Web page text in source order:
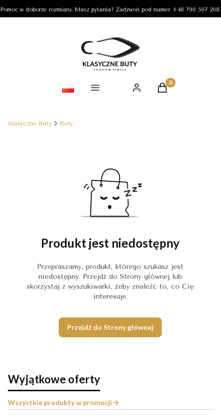
Pomoc w doborze rozmiaru. Masz pytania? Zadzwoń pod numer +48 790 507 208.
Produkty w
Klasyczne Buty Buty
Produkt jest niedostępny
Przepraszamy, produkt, którego szukasz jest
niedostępny. Przejdź do Strony głównej lub
skorzystaj z wyszukiwarki, żeby znaleźć to, co Cię
interesuje.
Przejdź do Strony głównej
Wyjątkowe oferty
Wszystkie produkty w promocji